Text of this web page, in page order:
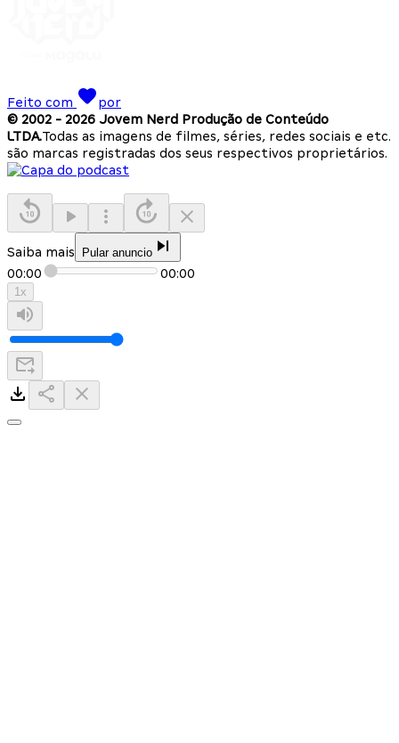
Feito com
por
© 2002 - 2026 Jovem Nerd Produção de Conteúdo
LTDA.Todas as imagens de filmes, séries, redes sociais e etc.
são marcas registradas dos seus respectivos proprietários.
Saiba mais Pular anuncio
00:00 00:00
1x